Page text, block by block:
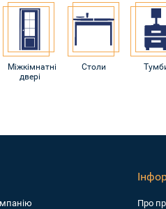
Міжкімнатні
двері
Столи
Про